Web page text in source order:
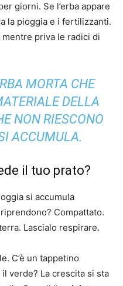
giorni. Se l’erba appare
la pioggia e i fertilizzanti.
priva le radici di
MORTA CHE
DELLA
NON RIESCONO
ACCUMULA.
il tuo prato?
si accumula
Compattato.
Lascialo respirare.
C’è un tappetino
verde? La crescita si sta